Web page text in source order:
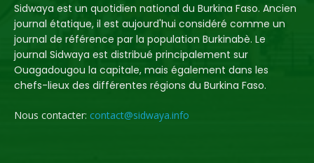
Sidwaya est un quotidien national du Burkina Faso. Ancien
journal étatique, il est aujourd'hui considéré comme un
journal de référence par la population Burkinabè. Le
journal Sidwaya est distribué principalement sur
Ouagadougou la capitale, mais également dans les
chefs-lieux des différentes régions du Burkina Faso.
Nous contacter: contact@sidwaya.info